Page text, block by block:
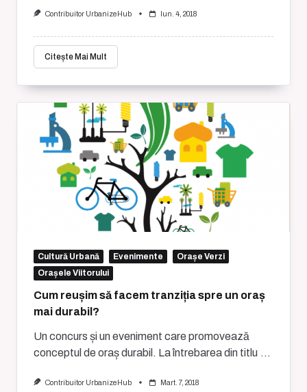
Contribuitor UrbanizeHub Iun. 4, 2018
Citește Mai Mult
Cultură Urbană Evenimente
Orașe Verzi
Orașele Viitorului
Cum reușim să facem tranziția spre un oraș
mai durabil?
Un concurs și un eveniment care promovează
conceptul de oraș durabil. La întrebarea din titlu ...
Contribuitor UrbanizeHub Mart. 7, 2018